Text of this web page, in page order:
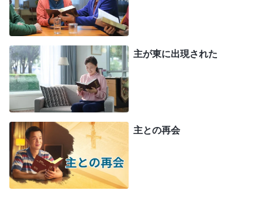
その中にはいって彼と食を共にし、彼もまたわたし
と食を共にするであろう
3:20）。「わたしの羊はわたしの声に聞き従う。わ
たしは彼らを知っており、彼らはわたしについて来
る」（ヨハネによる福音書 10:27）
交わった。「神の御言葉から、再来した主は戸を叩
き、御言葉で羊を呼ぶとわかる。主を迎えられるか
どうかは、御声を聞けるかどうかにかかっている。
主の御声を聞き、戸を開いて主を迎え、食を共にで
きるようにならないと。だから、主イエスが戻った
主が東に出現された
主との再会